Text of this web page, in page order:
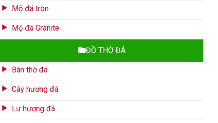
Mộ đá tròn
Mộ đá Granite
ĐỒ THỜ ĐÁ
Bàn thờ đá
Cây hương đá
Lư hương đá